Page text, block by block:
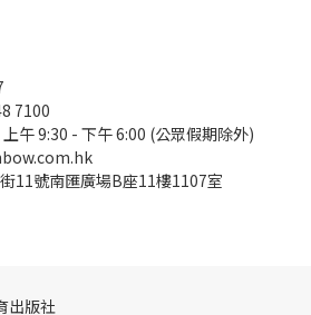
7100
午 9:30 - 下午 6:00 (公眾假期除外)
11號南匯廣場B座11樓1107室
出版社